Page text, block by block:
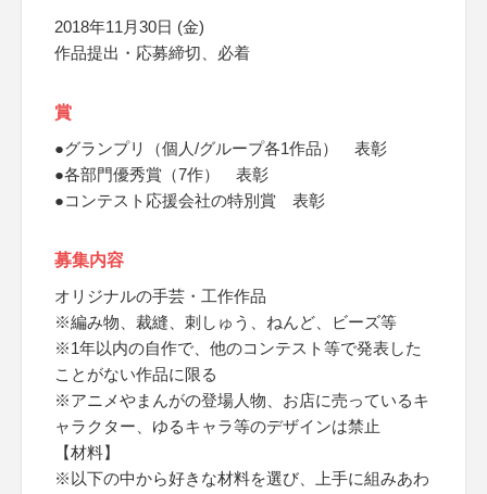
2018年11月30日 (金)
作品提出・応募締切、必着
賞
●グランプリ（個人/グループ各1作品） 表彰
●各部門優秀賞（7作） 表彰
●コンテスト応援会社の特別賞 表彰
募集内容
オリジナルの手芸・工作作品
※編み物、裁縫、刺しゅう、ねんど、ビーズ等
※1年以内の自作で、他のコンテスト等で発表した
ことがない作品に限る
※アニメやまんがの登場人物、お店に売っているキ
ャラクター、ゆるキャラ等のデザインは禁止
【材料】
※以下の中から好きな材料を選び、上手に組みあわ